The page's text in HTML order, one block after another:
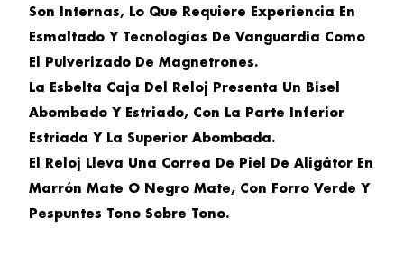
Son Internas, Lo Que Requiere Experiencia En
Esmaltado Y Tecnologías De Vanguardia Como
El Pulverizado De Magnetrones.
La Esbelta Caja Del Reloj Presenta Un Bisel
Abombado Y Estriado, Con La Parte Inferior
Estriada Y La Superior Abombada.
El Reloj Lleva Una Correa De Piel De Aligátor En
Marrón Mate O Negro Mate, Con Forro Verde Y
Pespuntes Tono Sobre Tono.